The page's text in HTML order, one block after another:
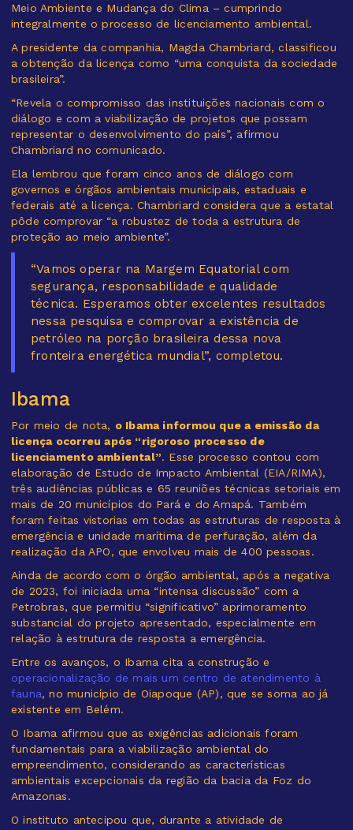
Meio Ambiente e Mudança do Clima – cumprindo
integralmente o processo de licenciamento ambiental.
A presidente da companhia, Magda Chambriard, classificou
a obtenção da licença como “uma conquista da sociedade
brasileira”.
“Revela o compromisso das instituições nacionais com o
diálogo e com a viabilização de projetos que possam
representar o desenvolvimento do país”, afirmou
Chambriard no comunicado.
Ela lembrou que foram cinco anos de diálogo com
governos e órgãos ambientais municipais, estaduais e
federais até a licença. Chambriard considera que a estatal
pôde comprovar “a robustez de toda a estrutura de
proteção ao meio ambiente”.
“Vamos operar na Margem Equatorial com
segurança, responsabilidade e qualidade
técnica. Esperamos obter excelentes resultados
nessa pesquisa e comprovar a existência de
petróleo na porção brasileira dessa nova
fronteira energética mundial”, completou.
Ibama
Por meio de nota, o Ibama informou que a emissão da
licença ocorreu após “rigoroso processo de
licenciamento ambiental”. Esse processo contou com
elaboração de Estudo de Impacto Ambiental (EIA/RIMA),
três audiências públicas e 65 reuniões técnicas setoriais em
mais de 20 municípios do Pará e do Amapá. Também
foram feitas vistorias em todas as estruturas de resposta à
emergência e unidade marítima de perfuração, além da
realização da APO, que envolveu mais de 400 pessoas.
Ainda de acordo com o órgão ambiental, após a negativa
de 2023, foi iniciada uma “intensa discussão” com a
Petrobras, que permitiu “significativo” aprimoramento
substancial do projeto apresentado, especialmente em
relação à estrutura de resposta a emergência.
Entre os avanços, o Ibama cita a construção e
operacionalização de mais um centro de atendimento à
fauna, no município de Oiapoque (AP), que se soma ao já
existente em Belém.
O Ibama afirmou que as exigências adicionais foram
fundamentais para a viabilização ambiental do
empreendimento, considerando as características
ambientais excepcionais da região da bacia da Foz do
Amazonas.
O instituto antecipou que, durante a atividade de